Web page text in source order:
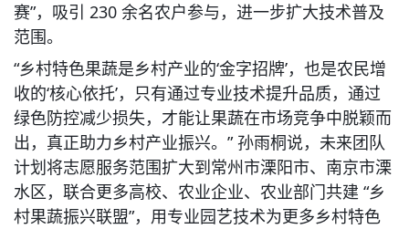
赛”，吸引 230 余名农户参与，进一步扩大技术普及
范围。
“乡村特色果蔬是乡村产业的‘金字招牌’，也是农民增
收的‘核心依托’，只有通过专业技术提升品质，通过
绿色防控减少损失，才能让果蔬在市场竞争中脱颖而
出，真正助力乡村产业振兴。” 孙雨桐说，未来团队
计划将志愿服务范围扩大到常州市溧阳市、南京市溧
水区，联合更多高校、农业企业、农业部门共建 “乡
村果蔬振兴联盟”，用专业园艺技术为更多乡村特色